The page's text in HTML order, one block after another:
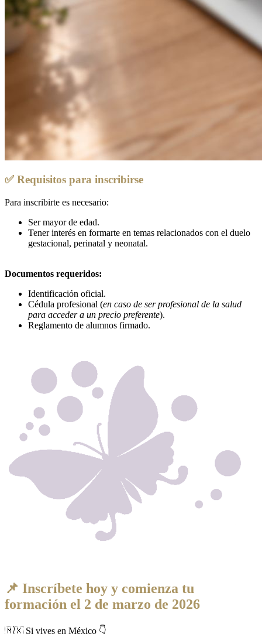
✅ Requisitos para inscribirse
Para inscribirte es necesario:
Ser mayor de edad.
Tener interés en formarte en temas relacionados con el duelo
gestacional, perinatal y neonatal.
Documentos requeridos:
Identificación oficial.
Cédula profesional (en caso de ser profesional de la salud
para acceder a un precio preferente).
Reglamento de alumnos firmado.
📌 Inscríbete hoy y comienza tu
formación el 2 de marzo de 2026
🇲🇽 Si vives en México 👇